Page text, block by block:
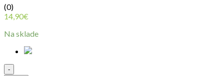
(0)
14,90€
Na sklade
Quantity
-